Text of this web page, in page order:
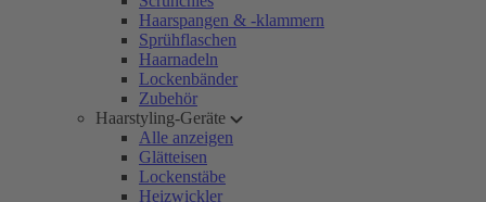
Haarspangen & -klammern
Sprühflaschen
Haarnadeln
Lockenbänder
Zubehör
Haarstyling-Geräte
Alle anzeigen
Glätteisen
Lockenstäbe
Heizwickler